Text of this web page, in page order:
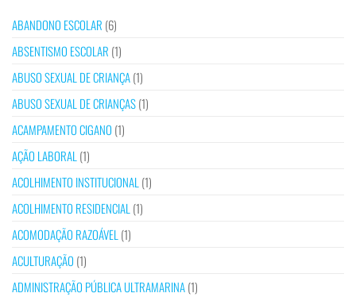
ABANDONO ESCOLAR (6)
ABSENTISMO ESCOLAR (1)
ABUSO SEXUAL DE CRIANÇA(1)
ABUSO SEXUAL DE CRIANÇAS(1)
ACAMPAMENTO CIGANO (1)
AÇÃO LABORAL(1)
ACOLHIMENTO INSTITUCIONAL(1)
ACOLHIMENTO RESIDENCIAL(1)
ACOMODAÇÃO RAZOÁVEL(1)
ACULTURAÇÃO (1)
ADMINISTRAÇÃO PÚBLICA ULTRAMARINA(1)